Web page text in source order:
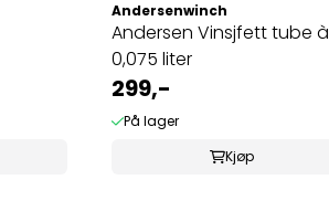
Andersenwinch
Andersen Vinsjfett tube à
0,075 liter
299,-
På lager
Kjøp